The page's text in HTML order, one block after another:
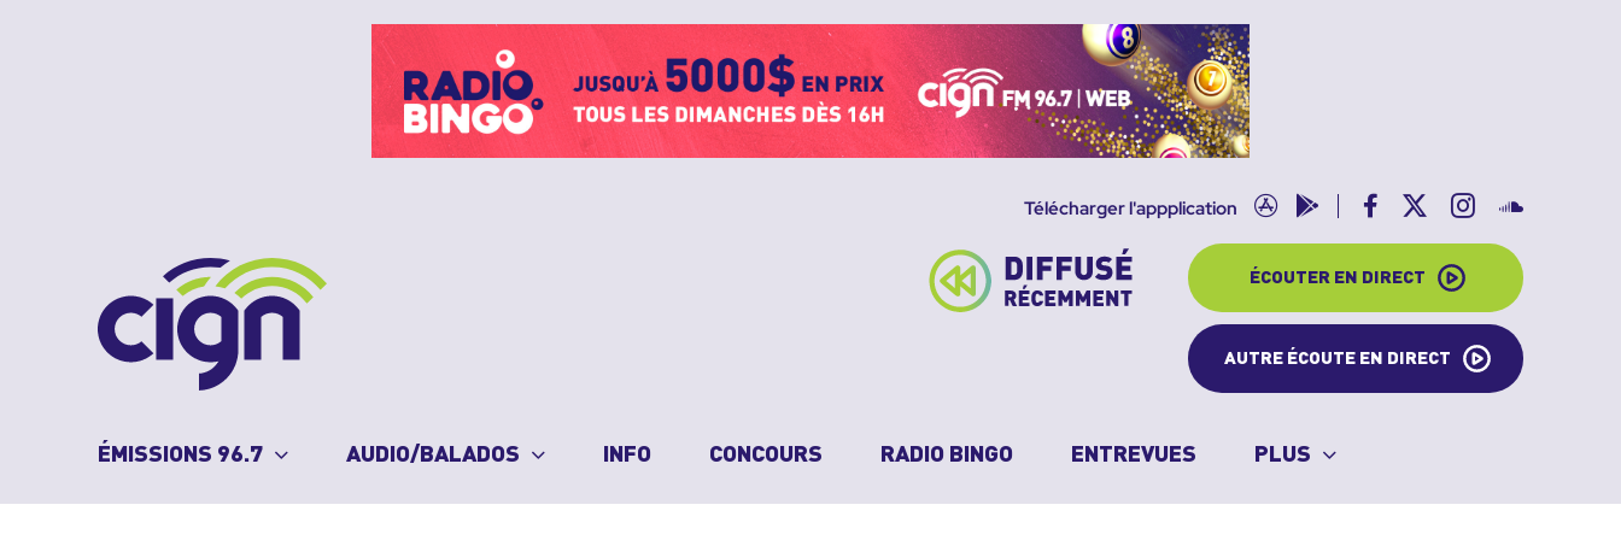
FacebookInstagram
Télécharger l'appplication
App Google
ÉCOUTER EN DIRECT
AUTRE ÉCOUTE EN DIRECT
ÉMISSIONS 96.7 AUDIO/BALADOS INFO CONCOURS RADIO BINGO ENTREVUES PLUS